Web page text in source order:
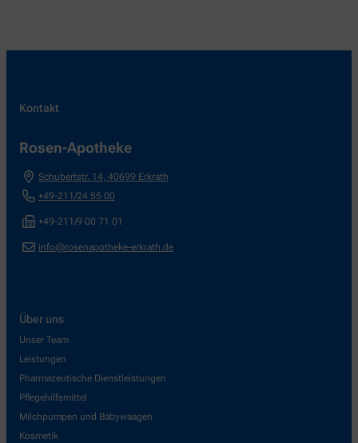
Kontakt
Rosen-Apotheke
Schubertstr. 14 40699 Erkrath
+49-211/24 55 00
+49-211/9 00 71 01
info@rosenapotheke-erkrath.de
Über uns
Unser Team
Leistungen
Pharmazeutische Dienstleistungen
Pflegehilfsmittel
Milchpumpen und Babywaagen
Kosmetik